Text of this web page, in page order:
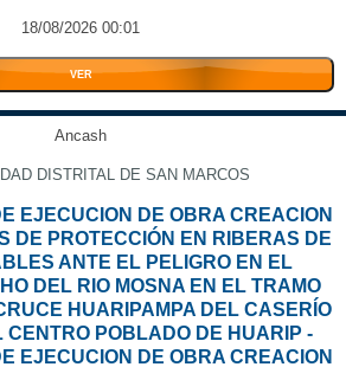
18/08/2026 00:01
VER
Ancash
DISTRITAL DE SAN MARCOS
EJECUCION DE OBRA CREACION
DE PROTECCIÓN EN RIBERAS DE
ANTE EL PELIGRO EN EL
DEL RIO MOSNA EN EL TRAMO
HUARIPAMPA DEL CASERÍO
CENTRO POBLADO DE HUARIP -
EJECUCION DE OBRA CREACION